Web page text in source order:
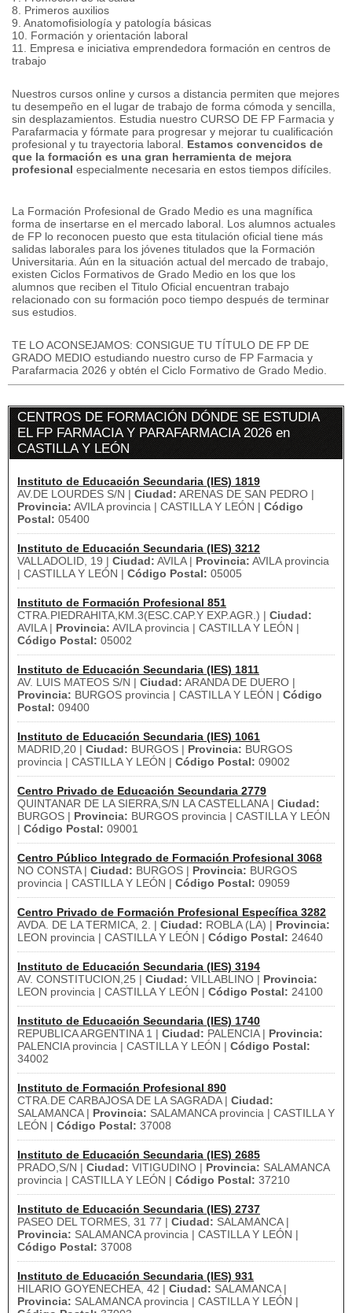
8. Primeros auxilios
9. Anatomofisiología y patología básicas
10. Formación y orientación laboral
11. Empresa e iniciativa emprendedora formación en centros de
trabajo
Nuestros cursos online y cursos a distancia permiten que mejores
tu desempeño en el lugar de trabajo de forma cómoda y sencilla,
sin desplazamientos. Estudia nuestro CURSO DE FP Farmacia y
Parafarmacia y fórmate para progresar y mejorar tu cualificación
profesional y tu trayectoria laboral. Estamos convencidos de
que la formación es una gran herramienta de mejora
profesional especialmente necesaria en estos tiempos difíciles.
La Formación Profesional de Grado Medio es una magnífica
forma de insertarse en el mercado laboral. Los alumnos actuales
de FP lo reconocen puesto que esta titulación oficial tiene más
salidas laborales para los jóvenes titulados que la Formación
Universitaria. Aún en la situación actual del mercado de trabajo,
existen Ciclos Formativos de Grado Medio en los que los
alumnos que reciben el Titulo Oficial encuentran trabajo
relacionado con su formación poco tiempo después de terminar
sus estudios.
TE LO ACONSEJAMOS: CONSIGUE TU TÍTULO DE FP DE
GRADO MEDIO estudiando nuestro curso de FP Farmacia y
Parafarmacia 2026 y obtén el Ciclo Formativo de Grado Medio.
CENTROS DE FORMACIÓN DÓNDE SE ESTUDIA
EL FP FARMACIA Y PARAFARMACIA 2026 en
CASTILLA Y LEÓN
Instituto de Educación Secundaria (IES) 1819
AV.DE LOURDES S/N | Ciudad: ARENAS DE SAN PEDRO |
Provincia: AVILA provincia | CASTILLA Y LEÓN | Código
Postal: 05400
Instituto de Educación Secundaria (IES) 3212
VALLADOLID, 19 | Ciudad: AVILA | Provincia: AVILA provincia
| CASTILLA Y LEÓN | Código Postal: 05005
Instituto de Formación Profesional 851
CTRA.PIEDRAHITA,KM.3(ESC.CAP.Y EXP.AGR.) | Ciudad:
AVILA | Provincia: AVILA provincia | CASTILLA Y LEÓN |
Código Postal: 05002
Instituto de Educación Secundaria (IES) 1811
AV. LUIS MATEOS S/N | Ciudad: ARANDA DE DUERO |
Provincia: BURGOS provincia | CASTILLA Y LEÓN | Código
Postal: 09400
Instituto de Educación Secundaria (IES) 1061
MADRID,20 | Ciudad: BURGOS | Provincia: BURGOS
provincia | CASTILLA Y LEÓN | Código Postal: 09002
Centro Privado de Educación Secundaria 2779
QUINTANAR DE LA SIERRA,S/N LA CASTELLANA | Ciudad:
BURGOS | Provincia: BURGOS provincia | CASTILLA Y LEÓN
| Código Postal: 09001
Centro Público Integrado de Formación Profesional 3068
NO CONSTA | Ciudad: BURGOS | Provincia: BURGOS
provincia | CASTILLA Y LEÓN | Código Postal: 09059
Centro Privado de Formación Profesional Específica 3282
AVDA. DE LA TERMICA, 2. | Ciudad: ROBLA (LA) | Provincia:
LEON provincia | CASTILLA Y LEÓN | Código Postal: 24640
Instituto de Educación Secundaria (IES) 3194
AV. CONSTITUCION,25 | Ciudad: VILLABLINO | Provincia:
LEON provincia | CASTILLA Y LEÓN | Código Postal: 24100
Instituto de Educación Secundaria (IES) 1740
REPUBLICA ARGENTINA 1 | Ciudad: PALENCIA | Provincia:
PALENCIA provincia | CASTILLA Y LEÓN | Código Postal:
34002
Instituto de Formación Profesional 890
CTRA.DE CARBAJOSA DE LA SAGRADA | Ciudad:
SALAMANCA | Provincia: SALAMANCA provincia | CASTILLA Y
LEÓN | Código Postal: 37008
Instituto de Educación Secundaria (IES) 2685
PRADO,S/N | Ciudad: VITIGUDINO | Provincia: SALAMANCA
provincia | CASTILLA Y LEÓN | Código Postal: 37210
Instituto de Educación Secundaria (IES) 2737
PASEO DEL TORMES, 31 77 | Ciudad: SALAMANCA |
Provincia: SALAMANCA provincia | CASTILLA Y LEÓN |
Código Postal: 37008
Instituto de Educación Secundaria (IES) 931
HILARIO GOYENECHEA, 42 | Ciudad: SALAMANCA |
Provincia: SALAMANCA provincia | CASTILLA Y LEÓN |